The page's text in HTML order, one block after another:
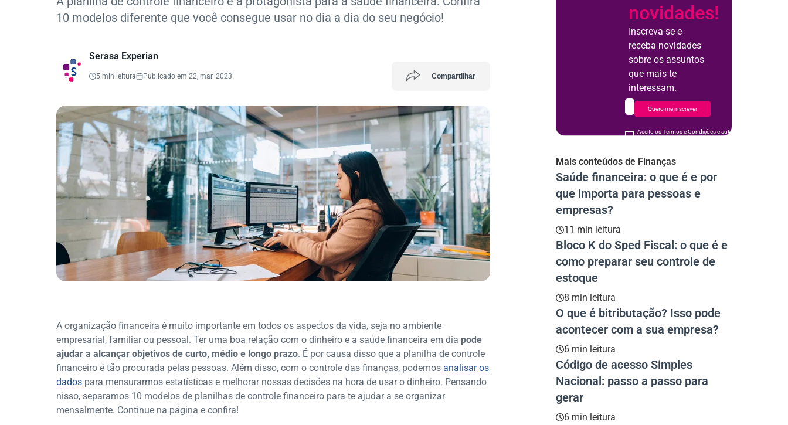
10 modelos diferente que você consegue usar no dia a dia do seu negócio!
Serasa Experian
5 min leitura Publicado em 22, mar. 2023 Compartilhar
A organização financeira é muito importante em todos os aspectos da vida, seja no ambiente
empresarial, familiar ou pessoal. Ter uma boa relação com o dinheiro e a saúde financeira em dia pode
ajudar a alcançar objetivos de curto, médio e longo prazo. É por causa disso que a planilha de controle
financeiro é tão procurada pelas pessoas. Além disso, com o controle das finanças, podemos analisar os
dados para mensurarmos estatísticas e melhorar nossas decisões na hora de usar o dinheiro. Pensando
nisso, separamos 10 modelos de planilhas de controle financeiro para te ajudar a se organizar
mensalmente. Continue na página e confira!
novidades!
Inscreva-se e
receba novidades
sobre os assuntos
que mais te
interessam.
Aceito os Termos e Condições e autorizo o uso de meus
Quero me inscrever
Mais conteúdos de Finanças
Saúde financeira: o que é e por
que importa para pessoas e
empresas?
11 min leitura
Bloco K do Sped Fiscal: o que é e
como preparar seu controle de
estoque
8 min leitura
O que é bitributação? Isso pode
acontecer com a sua empresa?
6 min leitura
Código de acesso Simples
Nacional: passo a passo para
gerar
6 min leitura